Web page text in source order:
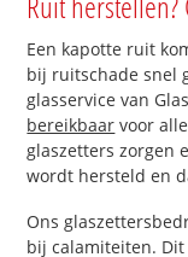
Een kapotte ruit
bij ruitschade snel
glasservice van
bereikbaar voor
glaszetters zorgen
wordt hersteld en
Ons
bij calamiteiten.